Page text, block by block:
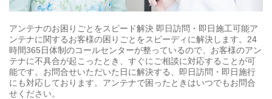
アンテナのお困りごとをスピード解決 即日訪問・即日施工可能ア
ンテナに関するお客様の困りごとをスピーディに解決します。24
時間365日体制のコールセンターが整っているので、お客様のアン
テナに不具合が起こったとき、すぐにご相談に対応することが可
能です。お問合せいただいた日に解決する、即日訪問・即日施行
にも対応しております。アンテナで困ったときはいつでもお問合
せください。